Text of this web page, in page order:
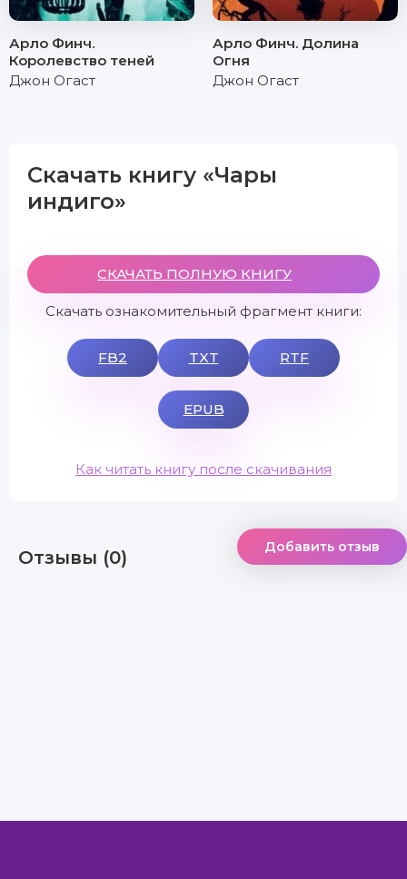
Арло Финч.
Королевство теней
Джон Огаст
Арло Финч. Долина
Огня
Джон Огаст
Скачать книгу «Чары
индиго»
СКАЧАТЬ ПОЛНУЮ КНИГУ
Скачать ознакомительный фрагмент книги:
FB2 TXT RTF
EPUB
Как читать книгу после скачивания
Отзывы (0) Добавить отзыв